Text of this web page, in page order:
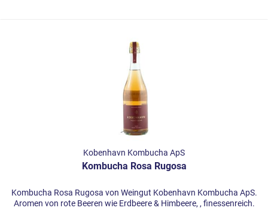
Kobenhavn Kombucha ApS
Kombucha Rosa Rugosa
Kombucha Rosa Rugosa von Weingut Kobenhavn Kombucha ApS.
Aromen von rote Beeren wie Erdbeere & Himbeere, , finessenreich.